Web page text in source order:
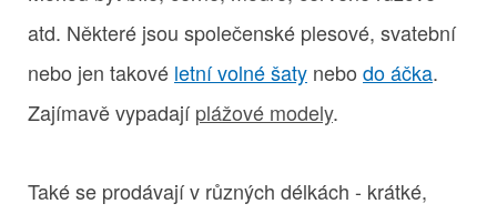
atd. Některé jsou společenské plesové, svatební
nebo jen takové letní volné šaty nebo do áčka.
Zajímavě vypadajíplážové modely.
Také se prodávají v různých délkách - krátké,